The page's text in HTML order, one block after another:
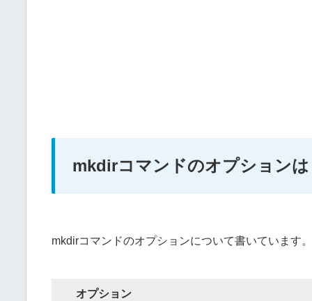
mkdirコマンドのオプションは
mkdirコマンドのオプションについて書いています。
オプション